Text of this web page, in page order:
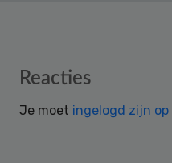
Reader
Reacties
Je moet ingelogd zijn op